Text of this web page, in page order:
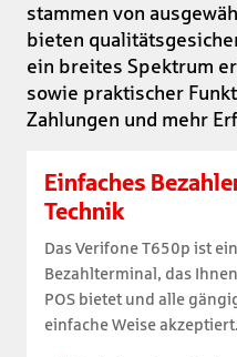
stammen von
bieten
ein breites Spektrum
sowie praktischer
Zahlungen und mehr
Einfaches
Technik
Das Verifone T650p ist
Bezahlterminal, das
POS bietet und alle
einfache Weise akzeptiert.